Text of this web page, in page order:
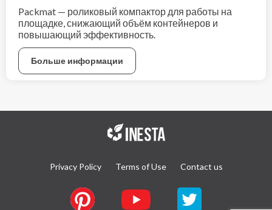
Packmat — роликовый компактор для работы на
площадке, снижающий объём контейнеров и
повышающий эффективность.
Больше информации
Privacy Policy Terms of Use Contact us